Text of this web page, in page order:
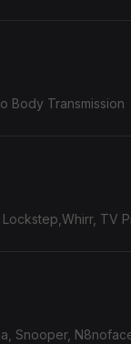
Body Transmission
TV
Snooper,